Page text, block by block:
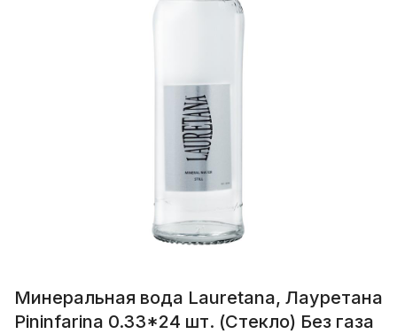
Минеральная вода Lauretana, Лауретана
Pininfarina 0.33*24 шт. (Стекло) Без газа